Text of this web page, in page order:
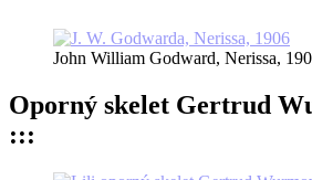
John William Godward, Nerissa,
Oporný skelet Gertrud
:::